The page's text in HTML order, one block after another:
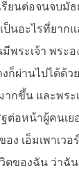
ยนต่อจนจบ
ป็นอะไรที่ยา
พระเจ้า พร
ก็ผ่านไปได้ด้
กขึ้น และพร
ฐต่อหน้าผู้คน
ง เอ็มเพาเว
ของฉัน ว่าฉั